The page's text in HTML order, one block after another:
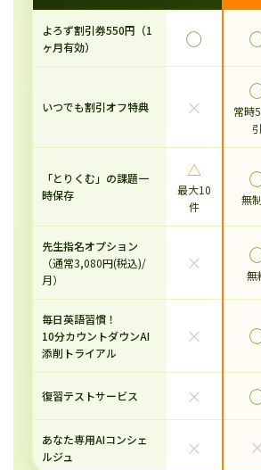
よろず割引券550円（1
ヶ月有効）
◯
いつでも割引オフ特典 ×
常時
引
「とりくむ」の課題一
時保存
△
最大10
件
無
先生指名オプション
（通常3,080円(税込)/
月）
×
無
毎日英語習慣！
10分カウントダウンAI
添削トライアル
×
復習テストサービス ×
あなた専用AIコンシェ
ルジュ
×